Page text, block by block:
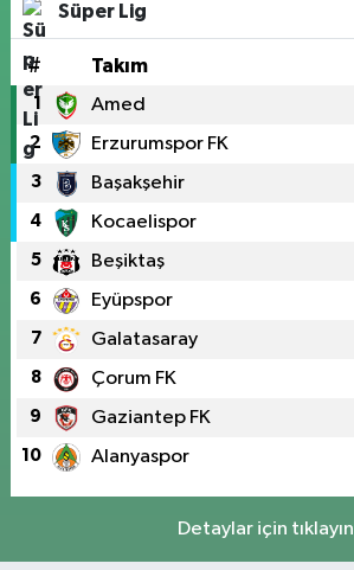
Süper Lig
# Takım
1 Amed
2 Erzurumspor FK
3 Başakşehir
4 Kocaelispor
5 Beşiktaş
6 Eyüpspor
7 Galatasaray
8 Çorum FK
9 Gaziantep FK
10 Alanyaspor
Detaylar için tıklayın